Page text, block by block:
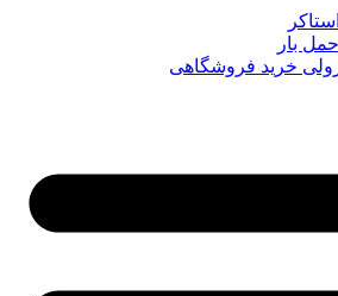
بار
خرید فروشگاهی